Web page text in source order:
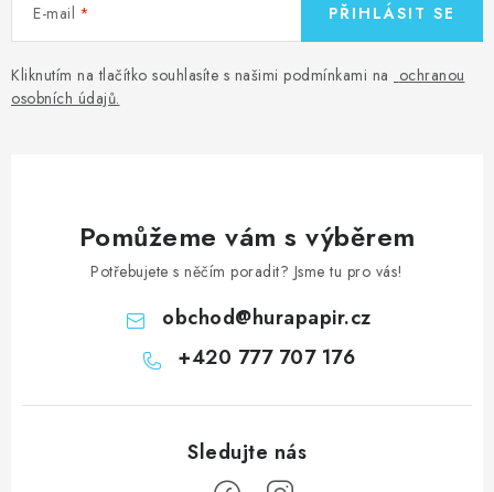
E-mail
Kliknutím na tlačítko souhlasíte s našimi podmínkami na ochranou
osobních údajů.
PŘIHLÁSIT SE
Pomůžeme vám s výběrem
Potřebujete s něčím poradit? Jsme tu pro vás!
obchod@hurapapir.cz
+420 777 707 176